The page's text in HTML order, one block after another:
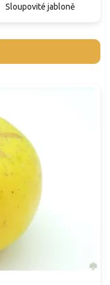
Sloupovité jabloně